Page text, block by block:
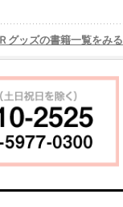
グッズの書籍一覧をみる